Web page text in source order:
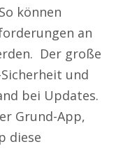
können
an
Der große
und
bei Updates.
Grund-App,
diese